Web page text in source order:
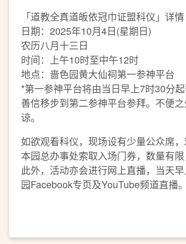
「道教全真道皈依冠巾证盟科仪」详情
日期：2025年10月4日(星期日)
农历八月十三日
时间：上午10时至中午12时
地点：啬色园黄大仙祠第一参神平台
*第一参神平台将由当日早上7时30分
善信移步到第二参神平台参拜。不便
谅。
如欲观看科仪，现场设有少量公众席
本园总办事处索取入场门券，数量有限
此外，活动亦会进行网上直播，当天
园Facebook专页及YouTube频道直播。